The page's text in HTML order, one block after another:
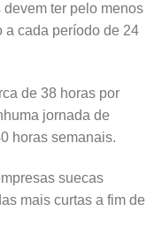
ter pelo menos
a cada período de 24
de 38 horas por
jornada de
horas semanais.
suecas
mais curtas a fim de